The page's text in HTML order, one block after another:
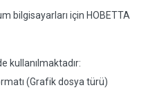
bilgisayarları için HOBETTA
kullanılmaktadır:
(Grafik dosya türü)